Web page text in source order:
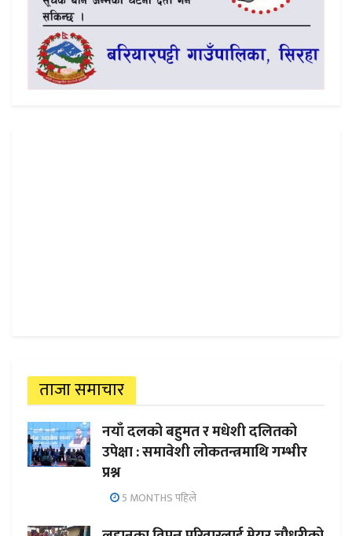
ताजा समाचार
नयाँ दलको बहुमत र मधेशी दलितको
उपेक्षा : समावेशी लोकतन्त्रमाथि गम्भीर
प्रश्न
5 MONTHS पहिले